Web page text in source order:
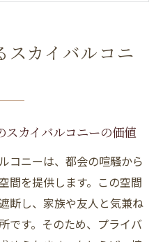
マイズ可能なスカイバ
のための素材選びとメン
生活に与える影響
放感の重要性
スカイバルコニ
スカイバルコニーの価値
コニーは、都会の喧騒から
間を提供します。この空間
断し、家族や友人と気兼ね
です。そのため、プライバ